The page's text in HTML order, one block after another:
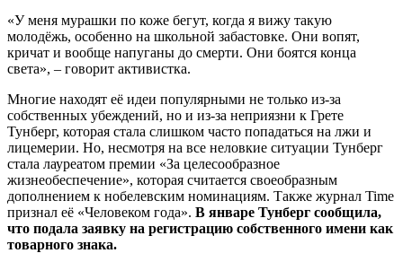
«У меня мурашки по коже бегут, когда я вижу такую
молодёжь, особенно на школьной забастовке. Они вопят,
кричат и вообще напуганы до смерти. Они боятся конца
света», – говорит активистка.
Многие находят её идеи популярными не только из-за
собственных убеждений, но и из-за неприязни к Грете
Тунберг, которая стала слишком часто попадаться на лжи и
лицемерии. Но, несмотря на все неловкие ситуации Тунберг
стала лауреатом премии «За целесообразное
жизнеобеспечение», которая считается своеобразным
дополнением к нобелевским номинациям. Также журнал Time
признал её «Человеком года». В январе Тунберг сообщила,
что подала заявку на регистрацию собственного имени как
товарного знака.